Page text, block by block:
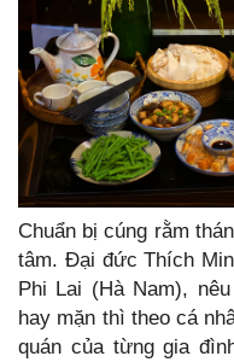
Chuẩn bị cúng rằm
tâm. Đại đức Thích
Phi Lai (Hà Nam),
hay mặn thì theo cá
quán của từng gia